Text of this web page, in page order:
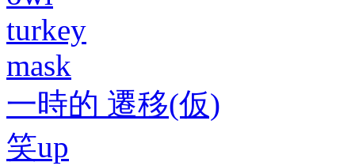
turkey
mask
一時的 遷移(仮)
笑up